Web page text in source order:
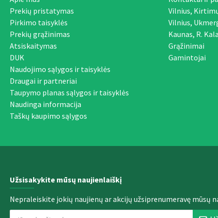
Prekių pristatymas
Pirkimo taisyklės
Prekių grąžinimas
Atsiskaitymas
DUK
Naudojimo sąlygos ir taisyklės
Draugai ir partneriai
Taupymo planas sąlygos ir taisyklės
Naudinga informacija
Taškų kaupimo sąlygos
Vilnius,
Vilnius,
Kaunas, R.
Grąžinimai
Gamintojai
Užsisakykite mūsų naujienlaiškį
Nepraleiskite jokių naujienų ar akcijų užsiprenumeravę mūsų